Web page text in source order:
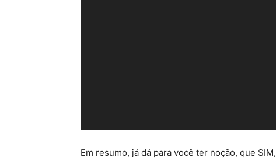
Em resumo, já dá para você ter noção, que SIM,